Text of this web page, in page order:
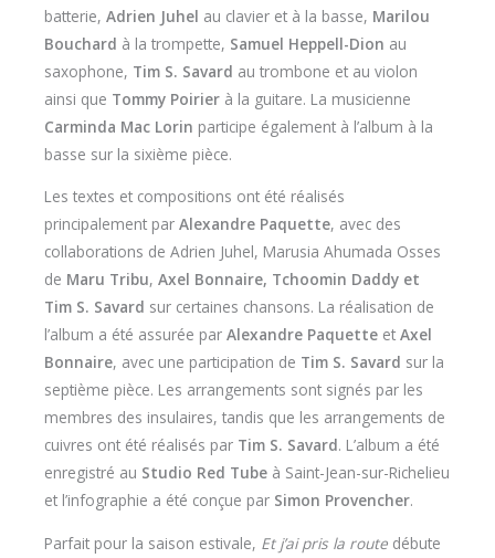
batterie, Adrien Juhel au clavier et à la basse, Marilou
Bouchard à la trompette, Samuel Heppell-Dion au
saxophone, Tim S. Savard au trombone et au violon
ainsi que Tommy Poirier à la guitare. La musicienne
Carminda Mac Lorin participe également à l’album à la
basse sur la sixième pièce.
Les textes et compositions ont été réalisés
principalement par Alexandre Paquette, avec des
collaborations de Adrien Juhel, Marusia Ahumada Osses
de Maru Tribu, Axel Bonnaire, Tchoomin Daddy et
Tim S. Savard sur certaines chansons. La réalisation de
l’album a été assurée par Alexandre Paquette et Axel
Bonnaire, avec une participation de Tim S. Savard sur la
septième pièce. Les arrangements sont signés par les
membres des insulaires, tandis que les arrangements de
cuivres ont été réalisés par Tim S. Savard. L’album a été
enregistré au Studio Red Tube à Saint-Jean-sur-Richelieu
et l’infographie a été conçue par Simon Provencher.
Parfait pour la saison estivale, Et j’ai pris la route débute